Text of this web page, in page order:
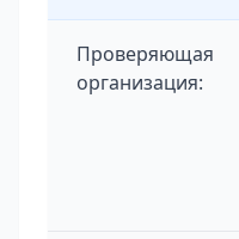
Проверяющая
организация: